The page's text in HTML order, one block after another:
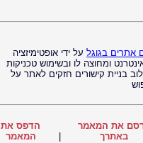
אתרים בגוגל על ידי אופטימיזציה
ומחוצה לו ובשימוש טכניקות
בניית קישורים חזקים לאתר על
את המאמר
באתרך
הדפס את
המאמר